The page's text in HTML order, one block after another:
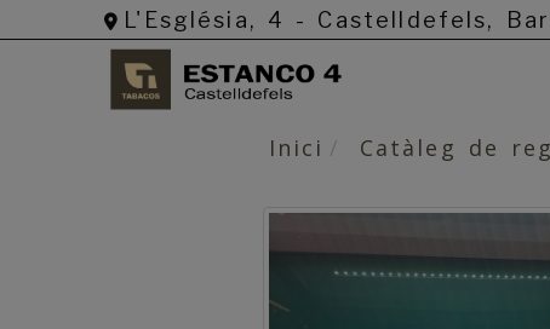
L'Església, 4 - Castelldefels,
Inici Catàleg de